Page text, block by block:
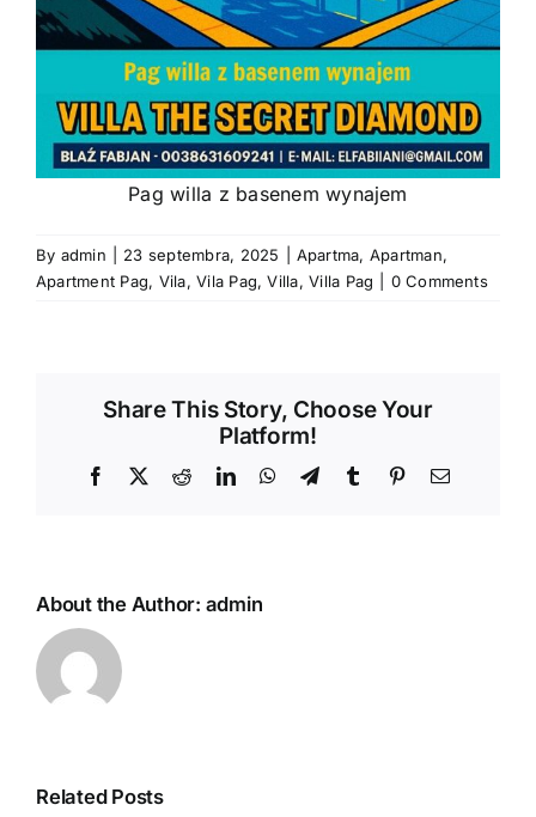
Pag willa z basenem wynajem
By admin 23 septembra, 2025 Apartma, Apartman,
Apartment Pag, Vila,Vila Pag,Villa,Villa Pag 0 Comments
Share This Story, Choose Your
Platform!
Facebook RedditLinkedInWhatsApp
TelegramTumblrPinterestEmail
About the Author: admin
Related Posts